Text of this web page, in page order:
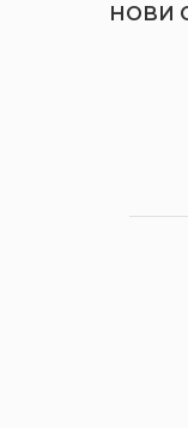
НОВИ